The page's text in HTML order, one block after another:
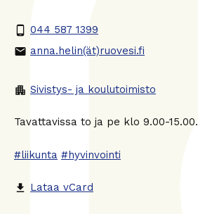
phone_android 044 587 1399
email anna.helin(ät)ruovesi.fi
apartment Sivistys- ja koulutoimisto
Tavattavissa to ja pe klo 9.00-15.00.
#liikunta #hyvinvointi
file_download Lataa vCard